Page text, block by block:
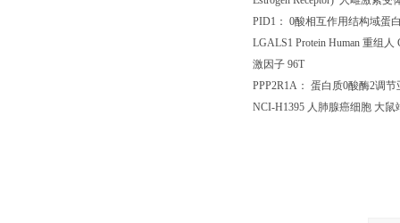
PID1 ： 0酸相互作用结构域蛋
LGALS1 Protein Human 重组人
激因子 96T
PPP2R1A ： 蛋白质0酸酶2调节
NCI-H1395 人肺腺癌细胞 大鼠